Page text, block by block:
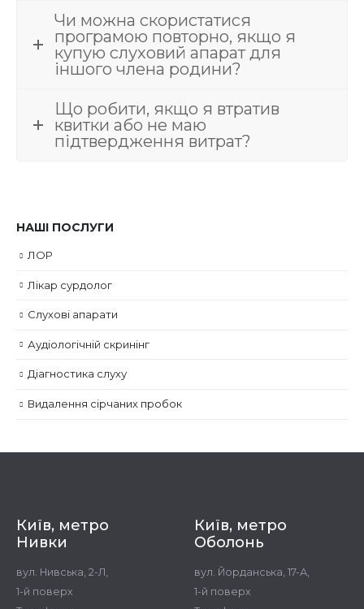
Чи можна скористатися
програмою повторно, якщо я
купую слуховий апарат для
іншого члена родини?
Що робити, якщо я втратив
квитки або не маю
підтвердження витрат?
НАШІ ПОСЛУГИ
ЛОР
Лікар сурдолог
Слухові апарати
Аудіологічній скринінг
Діагностика слуху
Видалення сірчаних пробок
Київ, метро
Нивки
вул. Нивська, 2-Л,
1-й поверх
Київ, метро
Оболонь
вул. Йорданська, 17-А,
1-й поверх